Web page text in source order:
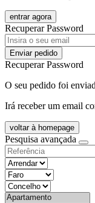
entrar agora
Recuperar Password
Enviar pedido
Recuperar Password
O seu pedido foi
Irá receber um email
voltar à homepage
Pesquisa avançada
objective
districtId
countyId
types